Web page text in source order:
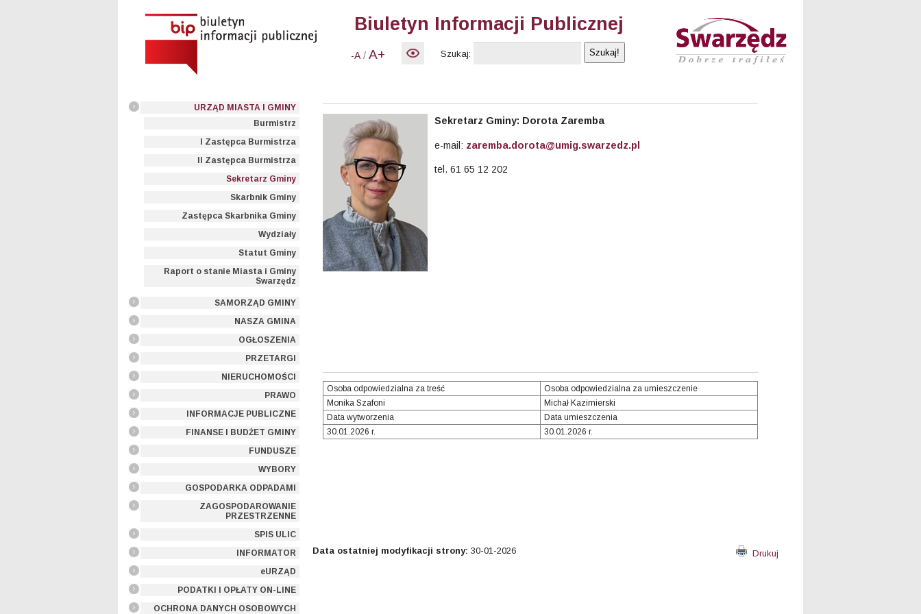
Biuletyn Informacji Publicznej
-A / A+ Szukaj:
URZĄD MIASTA I GMINY
Burmistrz
I Zastępca Burmistrza
II Zastępca Burmistrza
Sekretarz Gminy
Skarbnik Gminy
Zastępca Skarbnika Gminy
Wydziały
Statut Gminy
Raport o stanie Miasta i Gminy
Swarzędz
SAMORZĄD GMINY
NASZA GMINA
OGŁOSZENIA
PRZETARGI
NIERUCHOMOŚCI
PRAWO
INFORMACJE PUBLICZNE
FINANSE I BUDŻET GMINY
FUNDUSZE
WYBORY
GOSPODARKA ODPADAMI
ZAGOSPODAROWANIE
PRZESTRZENNE
SPIS ULIC
INFORMATOR
eURZĄD
PODATKI I OPŁATY ON-LINE
OCHRONA DANYCH OSOBOWYCH
Sekretarz Gminy: Dorota Zaremba
e-mail: zaremba.dorota@umig.swarzedz.pl
tel. 61 65 12 202
Osoba odpowiedzialna za treść
Osoba odpowiedzialna za umieszczenie
Monika Szafoni
Michał Kazimierski
Data wytworzenia
Data umieszczenia
30.01.2026 r.
30.01.2026 r.
Data ostatniej modyfikacji strony: 30-01-2026 Drukuj